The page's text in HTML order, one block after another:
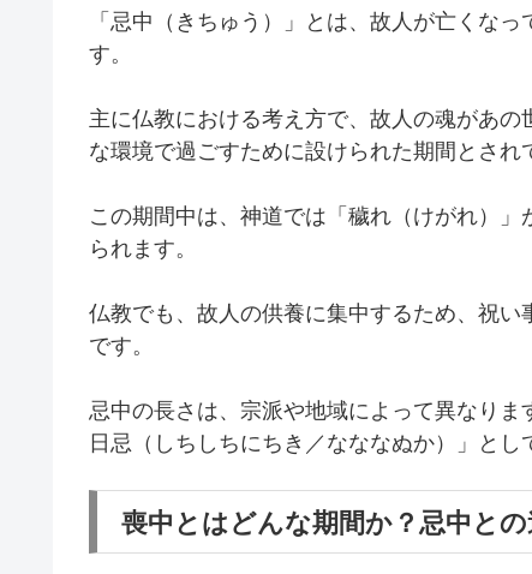
「忌中（きちゅう）」とは、故人が亡くな
す。
主に仏教における考え方で、故人の魂があ
な環境で過ごすために設けられた期間とされ
この期間中は、神道では「穢れ（けがれ）
られます。
仏教でも、故人の供養に集中するため、祝
です。
忌中の長さは、宗派や地域によって異なり
日忌（しちしちにちき／なななぬか）」とし
喪中とはどんな期間か？忌中と